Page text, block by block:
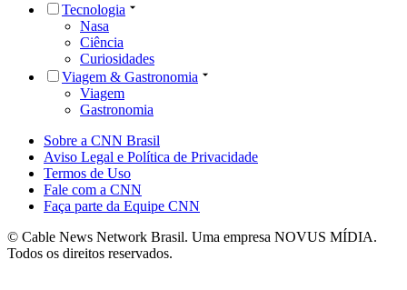
Tecnologia
Nasa
Ciência
Curiosidades
Viagem & Gastronomia
Viagem
Gastronomia
Sobre a CNN Brasil
Aviso Legal e Política de Privacidade
Termos de Uso
Fale com a CNN
Faça parte da Equipe CNN
© Cable News Network Brasil. Uma empresa NOVUS MÍDIA.
Todos os direitos reservados.